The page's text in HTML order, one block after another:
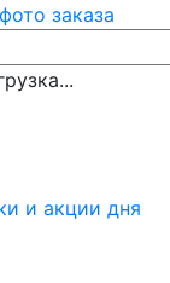
заказа
и акции дня